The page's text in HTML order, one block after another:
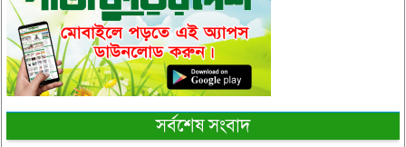
সর্বশেষ সংবাদ